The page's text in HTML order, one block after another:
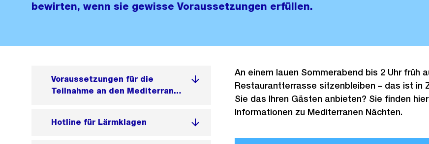
bewirten, wenn sie gewisse Voraussetzungen erfüllen.
Voraussetzungen für die
Teilnahme an den Mediterranen
Hotline für Lärmklagen
An einem lauen Sommerabend bis 2 Uhr früh
Restaurantterrasse sitzenbleiben – das ist in
Sie das Ihren Gästen anbieten? Sie finden
Informationen zu Mediterranen Nächten.